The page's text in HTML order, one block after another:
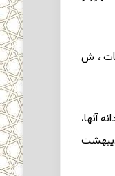
، ش
آنها،